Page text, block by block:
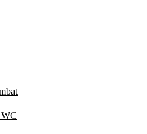
WC